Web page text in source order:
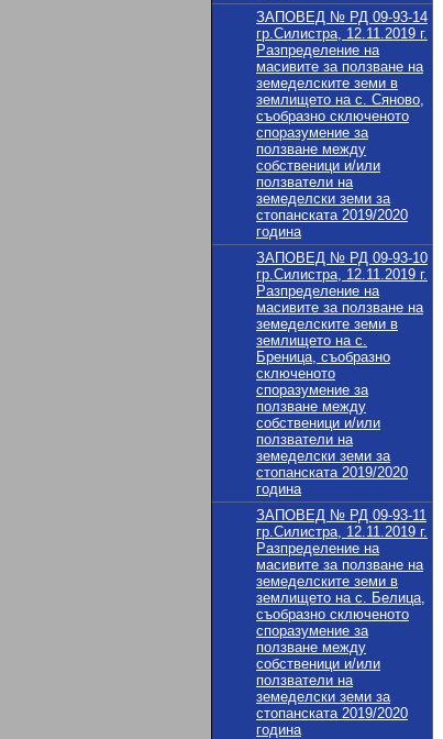
ЗАПОВЕД № РД 09-93-14
гр.Силистра, 12.11.2019 г.
Разпределение на
масивите за ползване на
земеделските земи в
землището на с. Сяново,
съобразно сключеното
споразумение за
ползване между
собственици и/или
ползватели на
земеделски земи за
стопанската 2019/2020
година
ЗАПОВЕД № РД 09-93-10
гр.Силистра, 12.11.2019 г.
Разпределение на
масивите за ползване на
земеделските земи в
землището на с.
Бреница, съобразно
сключеното
споразумение за
ползване между
собственици и/или
ползватели на
земеделски земи за
стопанската 2019/2020
година
ЗАПОВЕД № РД 09-93-11
гр.Силистра, 12.11.2019 г.
Разпределение на
масивите за ползване на
земеделските земи в
землището на с. Белица,
съобразно сключеното
споразумение за
ползване между
собственици и/или
ползватели на
земеделски земи за
стопанската 2019/2020
година